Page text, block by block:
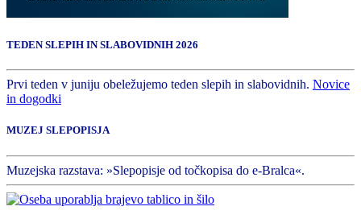
TEDEN SLEPIH IN SLABOVIDNIH 2026
Prvi teden v juniju obeležujemo teden slepih in slabovidnih. Novice
in dogodki
MUZEJ SLEPOPISJA
Muzejska razstava: »Slepopisje od točkopisa do e-Bralca«.